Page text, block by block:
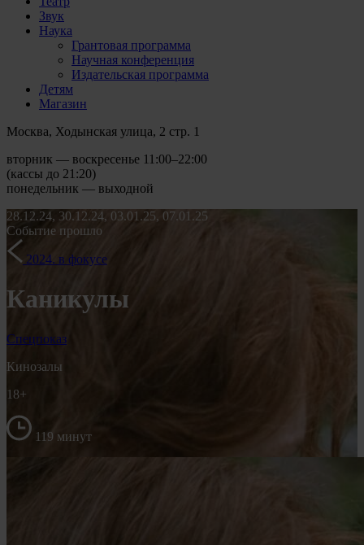
Звук
Наука
Грантовая программа
Научная конференция
Издательская программа
Детям
Магазин
Москва, Ходынская улица, 2 стр. 1
вторник — воскресенье 11:00–22:00
(кассы до 21:20)
понедельник — выходной
28.12.24, 30.12.24, 03.01.25, 07.01.25
Событие прошло
2024. в фокусе
Каникулы
Спецпоказ
Кинозалы
18+
119 минут